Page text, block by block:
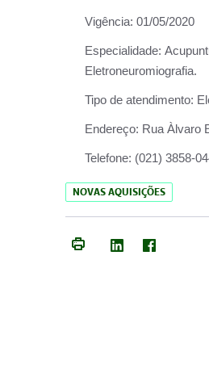
Vigência: 01/05/2020
Especialidade:
Eletroneuromiografia.
Tipo de atendimento:
Endereço: Rua Àlvaro
Telefone: (021) 3858-
NOVAS AQUISIÇÕES